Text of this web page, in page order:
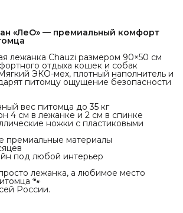
«ЛеО» — премиальный комфорт
лежанка Chauzi размером 90×50 см
отдыха кошек и собак
ЭКО-мех, плотный наполнитель и
питомцу ощущение безопасности
вес питомца до 35 кг
4 см в лежанке и 2 см в спинке
ножки с пластиковыми
премиальные материалы
под любой интерьер
лежанка, а любимое место
🐾
России.